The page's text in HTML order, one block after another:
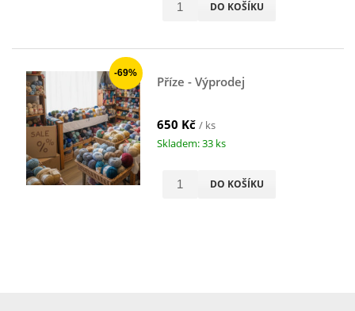
DO KOŠÍKU
-69%
Příze - Výprodej
650 Kč / ks
Skladem: 33 ks
DO KOŠÍKU